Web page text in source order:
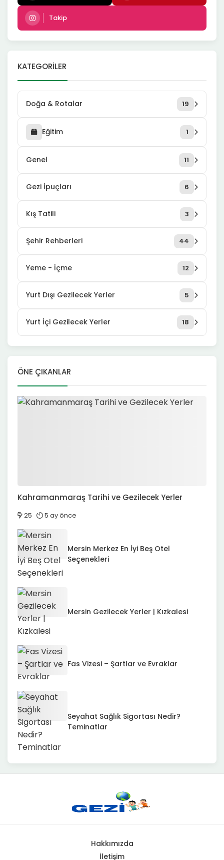
Takip
KATEGORILER
Doğa & Rotalar 19
Eğitim 1
Genel 11
Gezi İpuçları 6
Kış Tatili 3
Şehir Rehberleri 44
Yeme - İçme 12
Yurt Dışı Gezilecek Yerler 5
Yurt İçi Gezilecek Yerler 18
ÖNE ÇIKANLAR
Kahramanmaraş Tarihi ve Gezilecek Yerler
25 5 ay önce
Mersin Merkez En İyi Beş Otel
Seçenekleri
Mersin Gezilecek Yerler | Kızkalesi
Fas Vizesi – Şartlar ve Evraklar
Seyahat Sağlık Sigortası Nedir?
Teminatlar
Hakkımızda
İletişim